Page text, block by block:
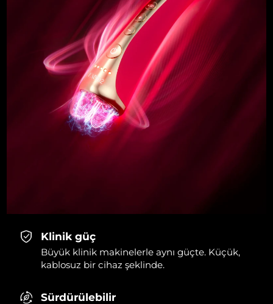
Klinik güç
Büyük klinik makinelerle aynı güçte. Küçük,
kablosuz bir cihaz şeklinde.
Sürdürülebilir